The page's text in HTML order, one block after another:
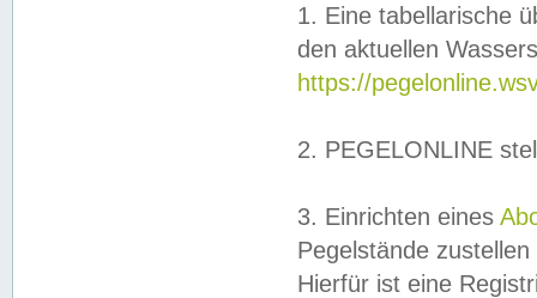
1. Eine tabellarische
den aktuellen
https://
2. PEGELONLINE
3. Einrichten eines
Pegelstände
Hierfür ist eine